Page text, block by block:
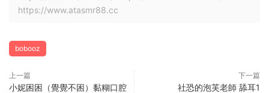
https://www.atasmr88.cc
bobooz
上一篇
小妮困困（覺覺不困）黏糊口腔
下一篇
社恐的泡芙老師 舔耳1